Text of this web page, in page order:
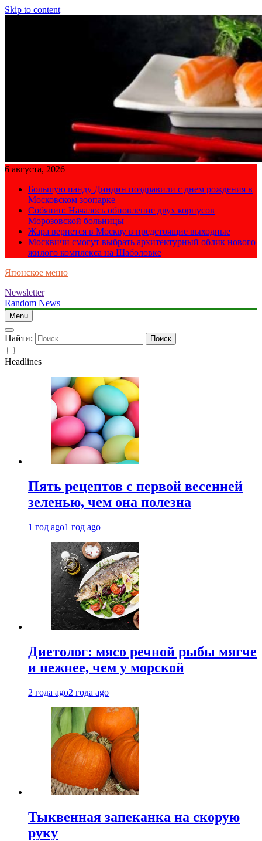
Skip to content
6 августа, 2026
Большую панду Диндин поздравили с днем рождения в
Московском зоопарке
Собянин: Началось обновление двух корпусов
Морозовской больницы
Жара вернется в Москву в предстоящие выходные
Москвичи смогут выбрать архитектурный облик нового
жилого комплекса на Шаболовке
Японское меню
Newsletter
Random News
Menu
Найти:
Headlines
Пять рецептов с первой весенней
зеленью, чем она полезна
1 год ago1 год ago
Диетолог: мясо речной рыбы мягче
и нежнее, чем у морской
2 года ago2 года ago
Тыквенная запеканка на скорую
руку